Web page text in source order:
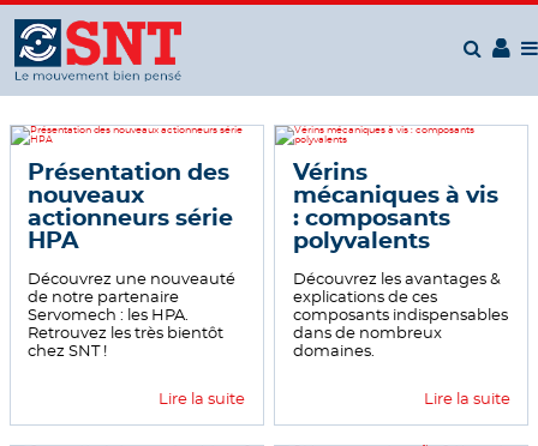
Présentation des
nouveaux
actionneurs série
HPA
Découvrez une nouveauté
de notre partenaire
Servomech : les HPA.
Retrouvez les très bientôt
chez SNT !
Lire la suite
Vérins
mécaniques à vis
: composants
polyvalents
Découvrez les avantages &
explications de ces
composants indispensables
dans de nombreux
domaines.
Lire la suite
Panneau de gestion des cookies